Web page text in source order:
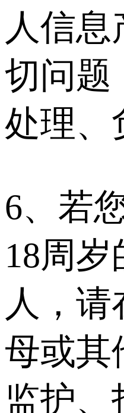
人信息
切问题
处理、
6、若
18周
人，请
母或其
监护、